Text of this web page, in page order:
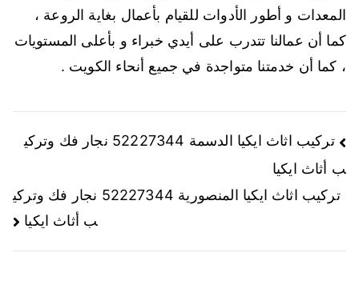
المعدات و أطور الأدوات للقيام بأعمال بغاية الروعة ،
كما أن عمالنا تتدرب على أيدي خبراء و بأعلى المستويات
، كما أن خدمتنا متواجدة في جميع أنحاء الكويت .
تركيب اثاث ايكيا الدسمة 52227344 نجار فك وتركي
ب أثاث ايكيا
تركيب اثاث ايكيا المنصورية 52227344 نجار فك وتركي
ب أثاث ايكيا